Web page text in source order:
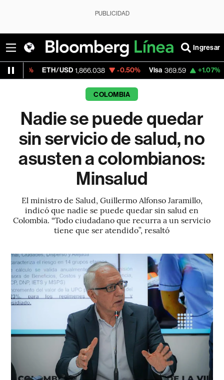
PUBLICIDAD
Ingresar
ETH/USD 1,866.038 -0.50% Visa 369.59 +1.07%
COLOMBIA
Nadie se puede quedar
sin servicio de salud, no
asusten a colombianos:
Minsalud
El ministro de Salud, Guillermo Alfonso Jaramillo,
indicó que nadie se puede quedar sin salud en
Colombia. “Todo ciudadano que recurra a un servicio
tiene que ser atendido”, resaltó